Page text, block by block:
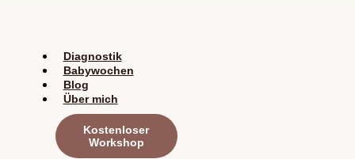
Diagnostik
Babywochen
Blog
Über mich
Kostenloser
Workshop